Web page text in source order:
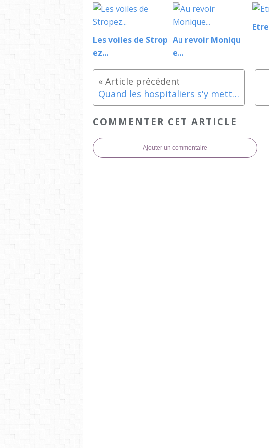
Les voiles de Strop
ez...
Au revoir Moniqu
e...
Quand les hospitaliers s'y mettent....
COMMENTER CET ARTICLE
Ajouter un commentaire